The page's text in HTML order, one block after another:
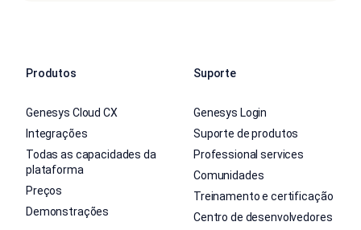
Produtos
Genesys Cloud CX
Integrações
Todas as capacidades da
plataforma
Preços
Demonstrações
Suporte
Genesys Login
Suporte de produtos
Professional services
Comunidades
Treinamento e certificação
Centro de desenvolvedores